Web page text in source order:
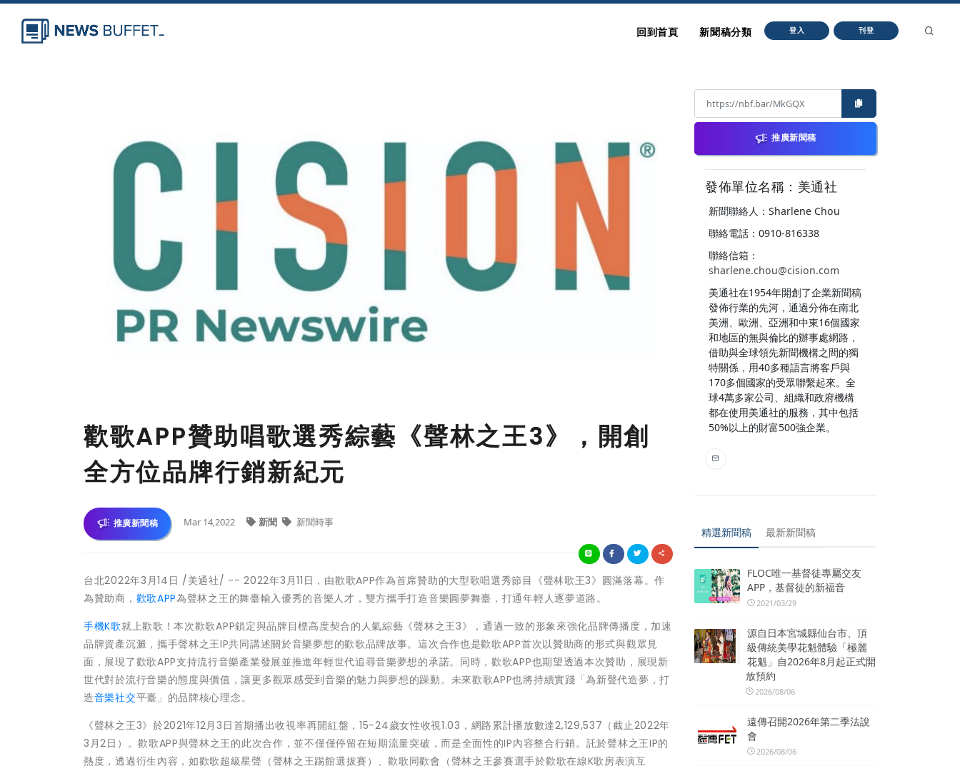
回到首頁 新聞稿分類 登入 刊登
歡歌APP贊助唱歌選秀綜藝《聲林之王3》，開創
全方位品牌行銷新紀元
推廣新聞稿 Mar 14,2022 新聞 新聞時事
台北2022年3月14日 /美通社/ -- 2022年3月11日，由歡歌APP作為首席贊助的大型歌唱選秀節目《聲林歌王3》圓滿落幕。作
為贊助商， 歡歌APP為聲林之王的舞臺輸入優秀的音樂人才，雙方攜手打造音樂圓夢舞臺，打通年輕人逐夢道路。
手機K歌就上歡歌！本次歡歌APP鎖定與品牌目標高度契合的人氣綜藝《聲林之王3》，通過一致的形象來強化品牌傳播度，加速
品牌資產沉澱，攜手聲林之王IP共同講述關於音樂夢想的歡歌品牌故事。這次合作也是歡歌APP首次以贊助商的形式與觀眾見
面，展現了歡歌APP支持流行音樂產業發展並推進年輕世代追尋音樂夢想的承諾。同時，歡歌APP也期望透過本次贊助，展現新
世代對於流行音樂的態度與價值，讓更多觀眾感受到音樂的魅力與夢想的躁動。未來歡歌APP也將持續實踐「為新聲代造夢，打
造音樂社交平臺」的品牌核心理念。
《聲林之王3》於2021年12月3日首期播出收視率再開紅盤，15-24歲女性收視1.03，網路累計播放數達2,129,537（截止2022年
3月2日）。歡歌APP與聲林之王的此次合作，並不僅僅停留在短期流量突破，而是全面性的IP內容整合行銷。託於聲林之王IP的
熱度，透過衍生內容，如歡歌超級星聲（聲林之王踢館選拔賽）、歡歌同歡會（聲林之王參賽選手於歡歌在線K歌房表演互
推廣新聞稿
發佈單位名稱：美通社
新聞聯絡人：Sharlene Chou
聯絡電話：0910-816338
聯絡信箱：
sharlene.chou@cision.com
美通社在1954年開創了企業新聞稿
發佈行業的先河，通過分佈在南北
美洲、歐洲、亞洲和中東16個國家
和地區的無與倫比的辦事處網路，
借助與全球領先新聞機構之間的獨
特關係，用40多種語言將客戶與
170多個國家的受眾聯繫起來。全
球4萬多家公司、組織和政府機構
都在使用美通社的服務，其中包括
50%以上的財富500強企業。
精選新聞稿 最新新聞稿
FLOC唯一基督徒專屬交友
APP，基督徒的新福音
2021/03/29
源自日本宮城縣仙台市、頂
級傳統美學花魁體驗「極麗
花魁」自2026年8月起正式開
放預約
2026/08/06
遠傳召開2026年第二季法說
會
2026/08/06